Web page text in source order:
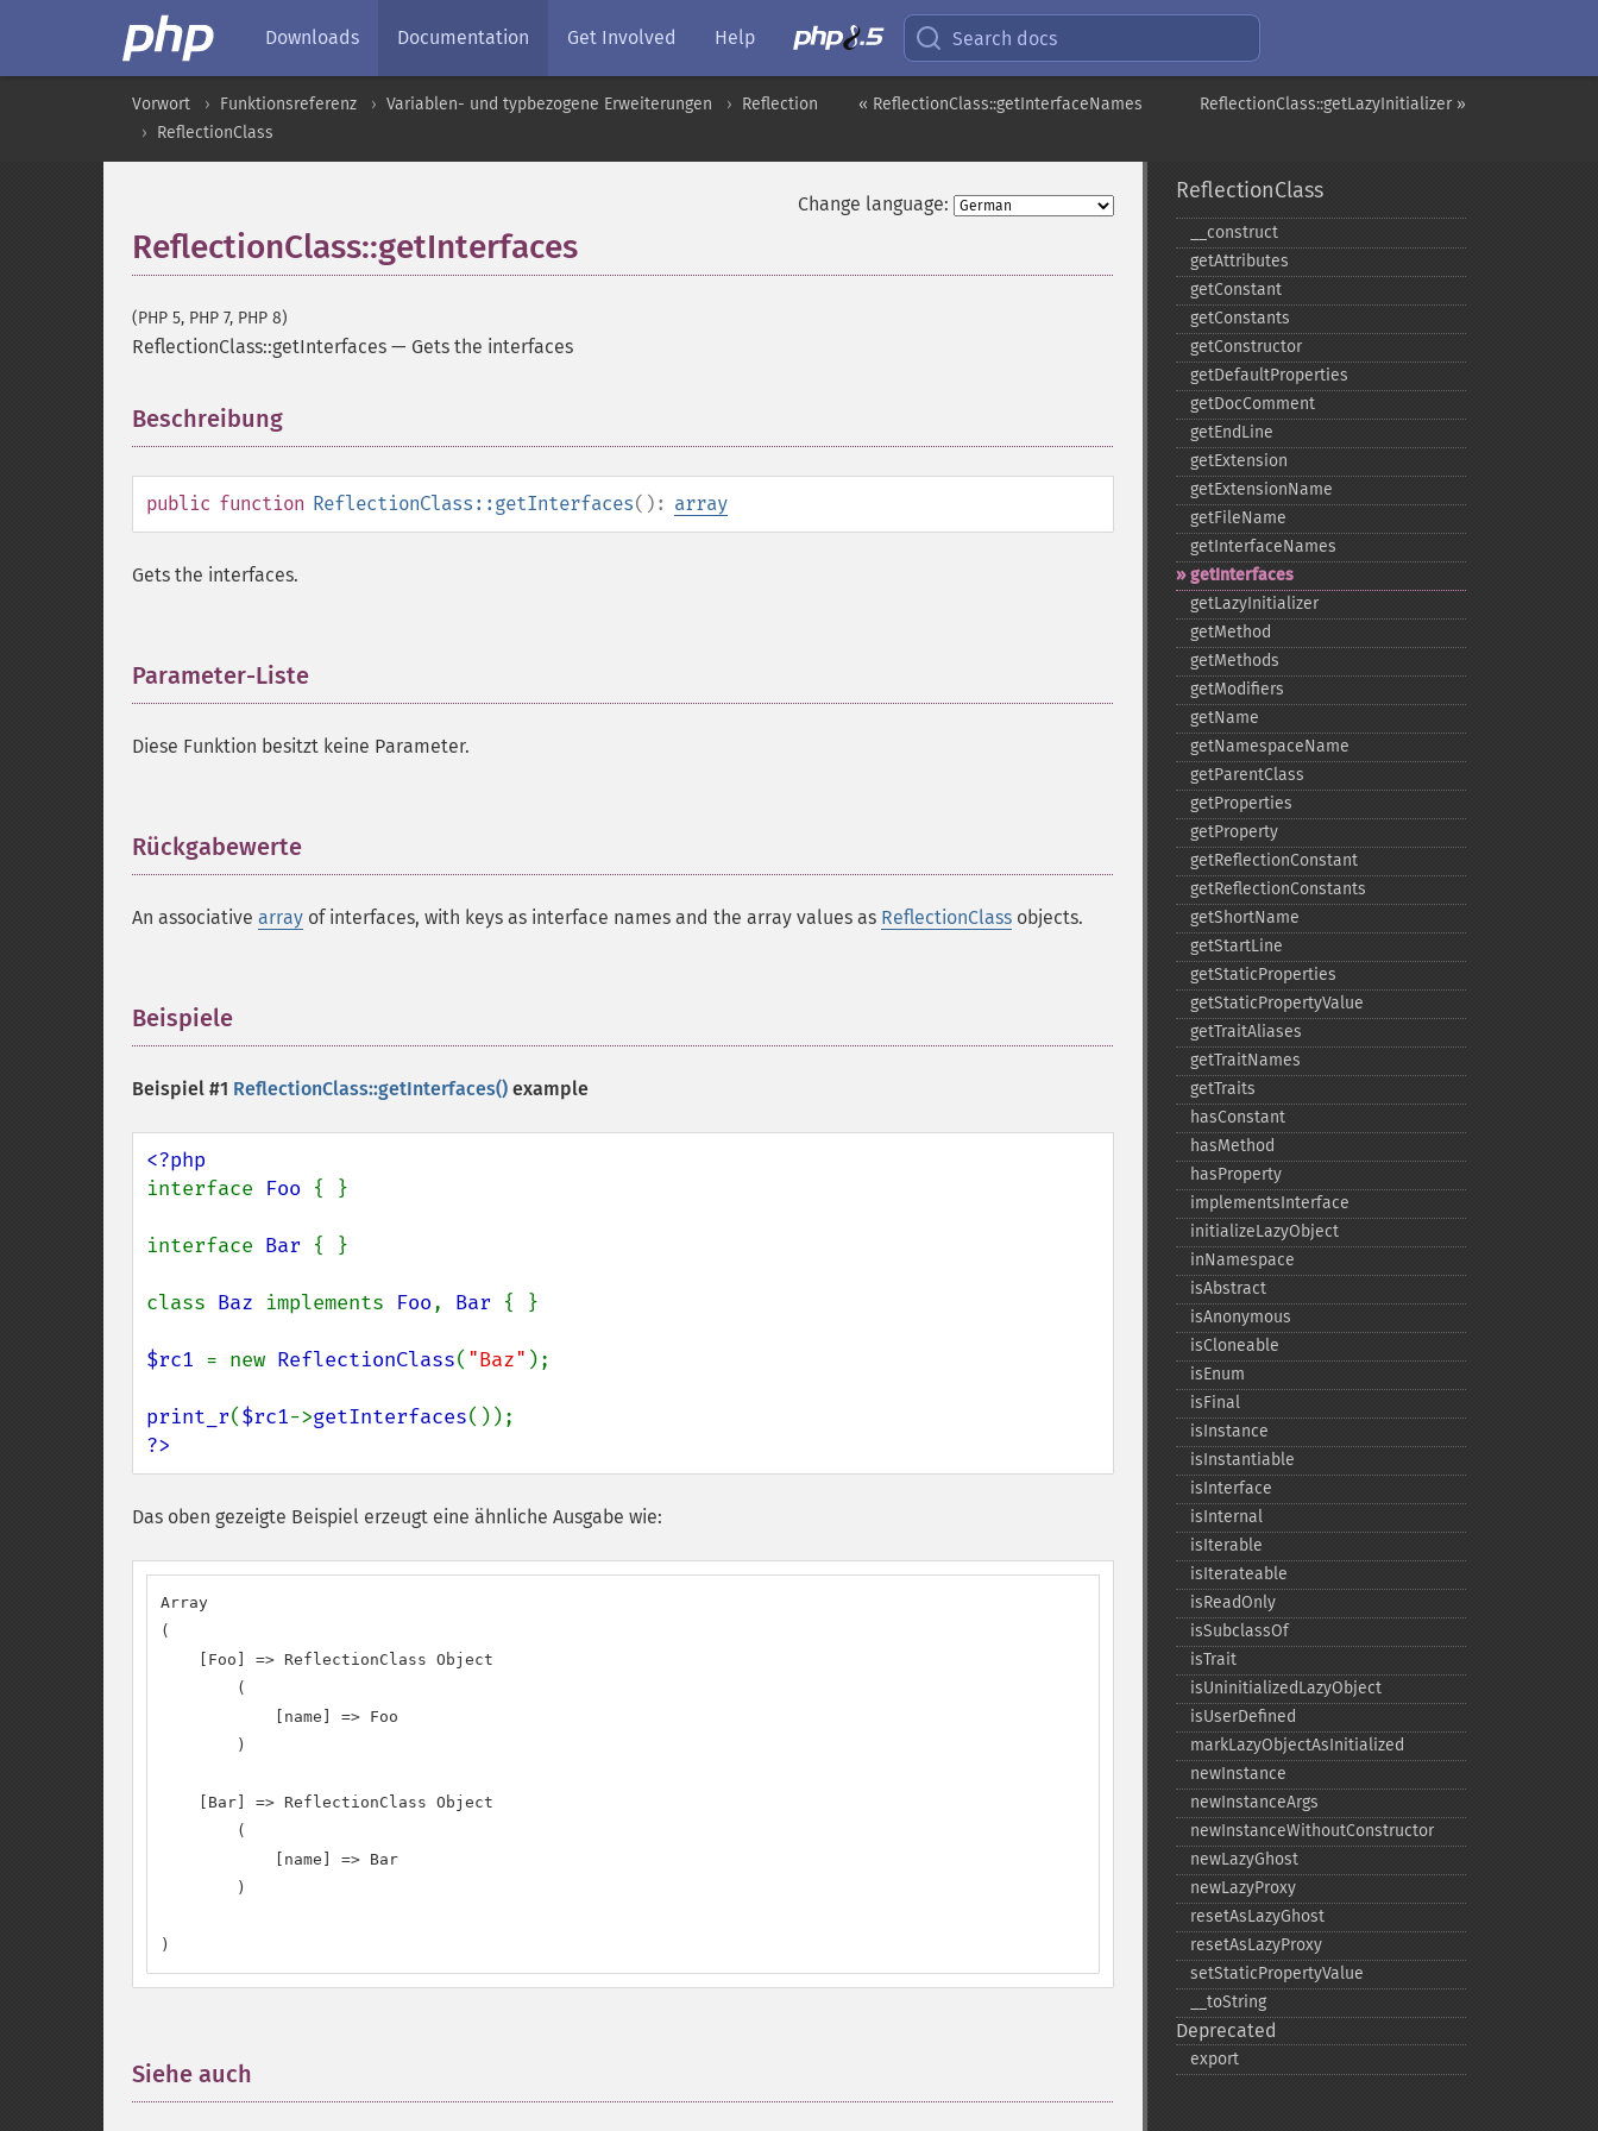
Downloads Documentation Get Involved Help Search docs
ReflectionClass::getLazyInitializer »
« ReflectionClass::getInterfaceNames
Vorwort Funktionsreferenz Variablen- und typbezogene Erweiterungen
Reflection
ReflectionClass
Change language:
ReflectionClass::getInterfaces
(PHP 5, PHP 7, PHP 8)
ReflectionClass::getInterfaces — Gets the interfaces
Beschreibung
public function ReflectionClass::getInterfaces(): array
Gets the interfaces.
Parameter-Liste
Diese Funktion besitzt keine Parameter.
Rückgabewerte
An associative array of interfaces, with keys as interface names and the array values as ReflectionClass objects.
Beispiele
Beispiel #1 ReflectionClass::getInterfaces() example
interface Foo { }
interface Bar { }
class Baz implements Foo, Bar { }
$rc1 = new ReflectionClass( "Baz" );
print_r($rc1->getInterfaces
?>
Das oben gezeigte Beispiel erzeugt eine ähnliche Ausgabe wie:
Array
(
    [Foo] => ReflectionClass Object
        (
            [name] => Foo
        )
    [Bar] => ReflectionClass Object
        (
            [name] => Bar
        )
)
Siehe auch
ReflectionClass
_​_​construct
getAttributes
getConstant
getConstants
getConstructor
getDefaultProperties
getDocComment
getEndLine
getExtension
getExtensionName
getFileName
getInterfaceNames
getInterfaces
getLazyInitializer
getMethod
getMethods
getModifiers
getName
getNamespaceName
getParentClass
getProperties
getProperty
getReflectionConstant
getReflectionConstants
getShortName
getStartLine
getStaticProperties
getStaticPropertyValue
getTraitAliases
getTraitNames
getTraits
hasConstant
hasMethod
hasProperty
implementsInterface
initializeLazyObject
inNamespace
isAbstract
isAnonymous
isCloneable
isEnum
isFinal
isInstance
isInstantiable
isInterface
isInternal
isIterable
isIterateable
isReadOnly
isSubclassOf
isTrait
isUninitializedLazyObject
isUserDefined
markLazyObjectAsInitialized
newInstance
newInstanceArgs
newInstanceWithoutConstructor
newLazyGhost
newLazyProxy
resetAsLazyGhost
resetAsLazyProxy
setStaticPropertyValue
_​_​toString
Deprecated
export